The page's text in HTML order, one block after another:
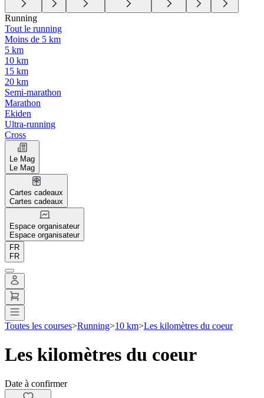
Running
Tout le running
Moins de 5 km
5 km
10 km
15 km
20 km
Semi-marathon
Marathon
Ekiden
Ultra-running
Cross
Le Mag
Le Mag
Cartes cadeaux
Cartes cadeaux
Espace organisateur
Espace organisateur
FR
FR
Toutes les courses>Running>10 km>Les kilomètres du coeur
Les kilomètres du coeur
Date à confirmer